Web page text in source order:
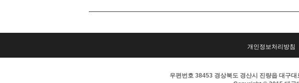
개인정보처리방침
우편번호 38453 경상북도 경산시 진량읍 대구